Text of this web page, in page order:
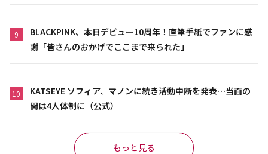
9
BLACKPINK、本日デビュー10周年！直筆手紙でファンに感
謝「皆さんのおかげでここまで来られた」
10
KATSEYE ソフィア、マノンに続き活動中断を発表…当面の
間は4人体制に（公式）
もっと見る